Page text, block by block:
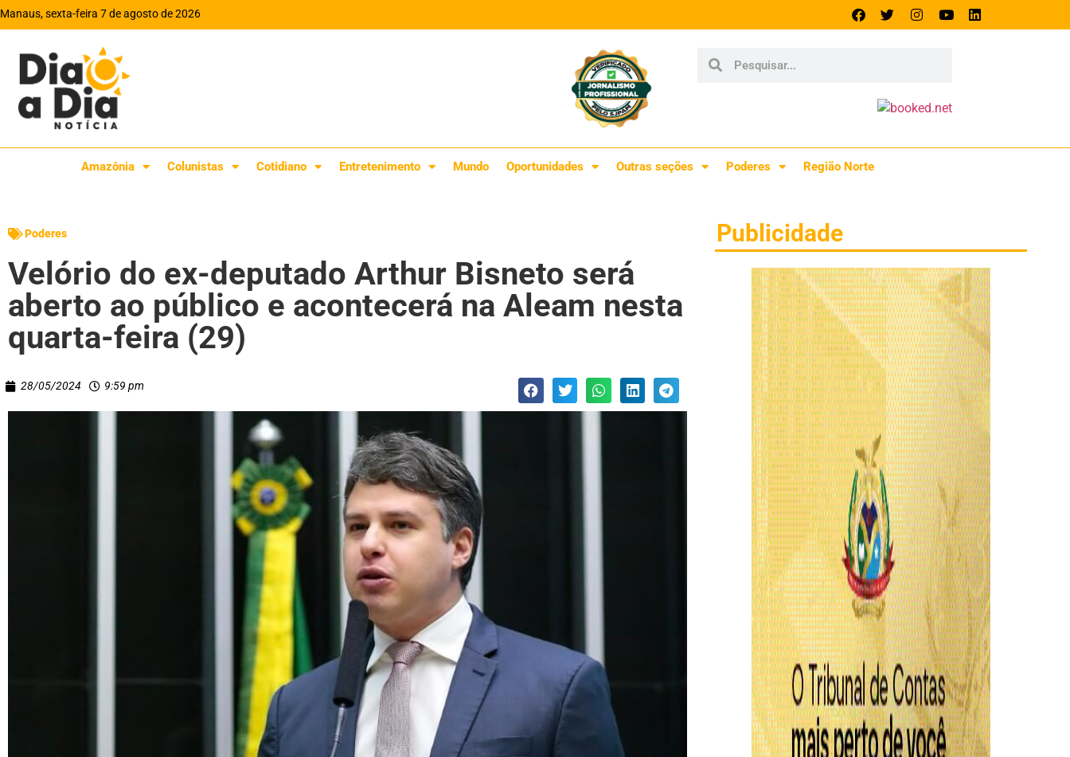
Manaus, sexta-feira 7 de agosto de 2026
Amazônia Colunistas Cotidiano Entretenimento Mundo Oportunidades Outras seções Poderes Região Norte
Poderes
Velório do ex-deputado Arthur Bisneto será
aberto ao público e acontecerá na Aleam nesta
quarta-feira (29)
28/05/2024 9:59 pm
Publicidade